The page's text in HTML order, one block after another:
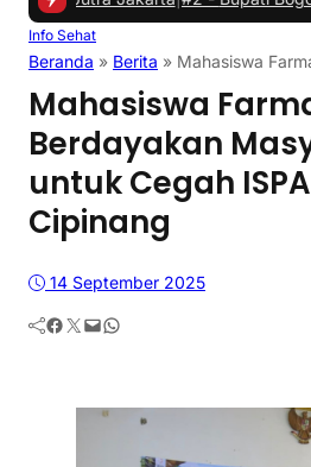
Info Sehat
Beranda » Berita » Mahasiswa
Mahasiswa
Berdayakan
untuk Cegah
Cipinang
14 September 2025
Facebook Twitter Mail WhatsApp